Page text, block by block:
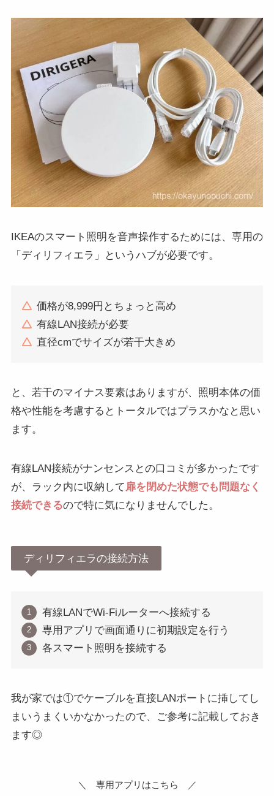
IKEAのスマート照明を音声操作するためには、専用の
「ディリフィエラ」というハブが必要です。
価格が8,999円とちょっと高め
有線LAN接続が必要
直径cmでサイズが若干大きめ
と、若干のマイナス要素はありますが、照明本体の価
格や性能を考慮するとトータルではプラスかなと思い
ます。
有線LAN接続がナンセンスとの口コミが多かったです
が、ラック内に収納して扉を閉めた状態でも問題なく
接続できるので特に気になりませんでした。
ディリフィエラの接続方法
有線LANでWi-Fiルーターへ接続する
専用アプリで画面通りに初期設定を行う
各スマート照明を接続する
我が家では①でケーブルを直接LANポートに挿してし
まいうまくいかなかったので、ご参考に記載しておき
ます◎
＼ 専用アプリはこちら ／